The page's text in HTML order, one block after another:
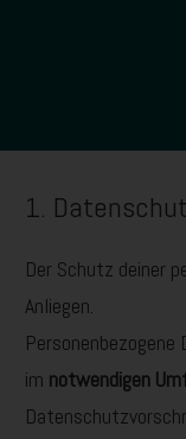
1.
Der Schutz deiner
Anliegen.
im notwendigen